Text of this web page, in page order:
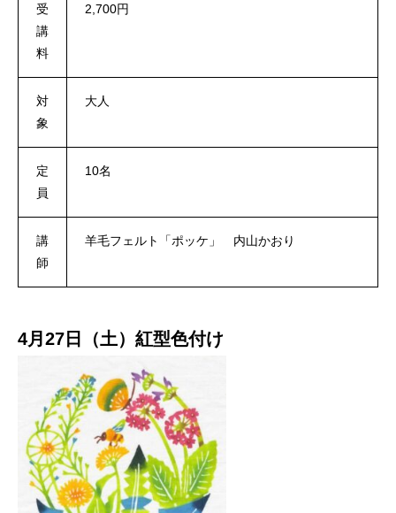
受
講
料
2,700円
対
象
大人
定
員
10名
講
師
羊毛フェルト「ポッケ」 内山かおり
4月27日（土）紅型色付け